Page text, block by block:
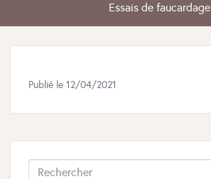
Essais de faucardage
Publié le 12/04/2021